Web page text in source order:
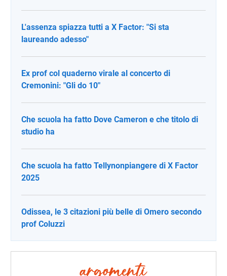
L'assenza spiazza tutti a X Factor: "Si sta
laureando adesso"
Ex prof col quaderno virale al concerto di
Cremonini: "Gli do 10"
Che scuola ha fatto Dove Cameron e che titolo di
studio ha
Che scuola ha fatto Tellynonpiangere di X Factor
2025
Odissea, le 3 citazioni più belle di Omero secondo
prof Coluzzi